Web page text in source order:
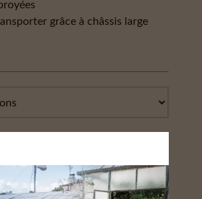
grâce à châssis large